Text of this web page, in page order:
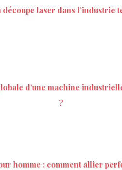
laser dans l’industrie
d’une machine
?
homme : comment allier